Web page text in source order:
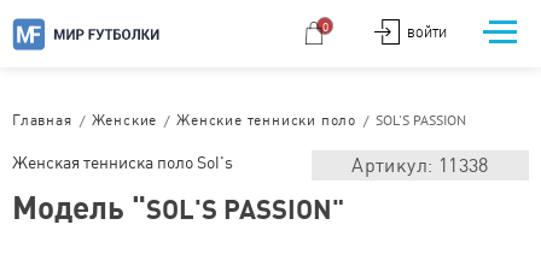
ВОЙТИ
0
Главная / Женские /Женские тенниски поло /SOL'S PASSION
Женская тенниска поло Sol's Артикул: 11338
Модель "SOL'S PASSION"